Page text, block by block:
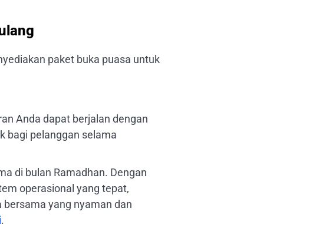
paket buka puasa untuk
Anda dapat berjalan dengan
bagi pelanggan selama
di bulan Ramadhan. Dengan
operasional yang tepat,
yang nyaman dan
.